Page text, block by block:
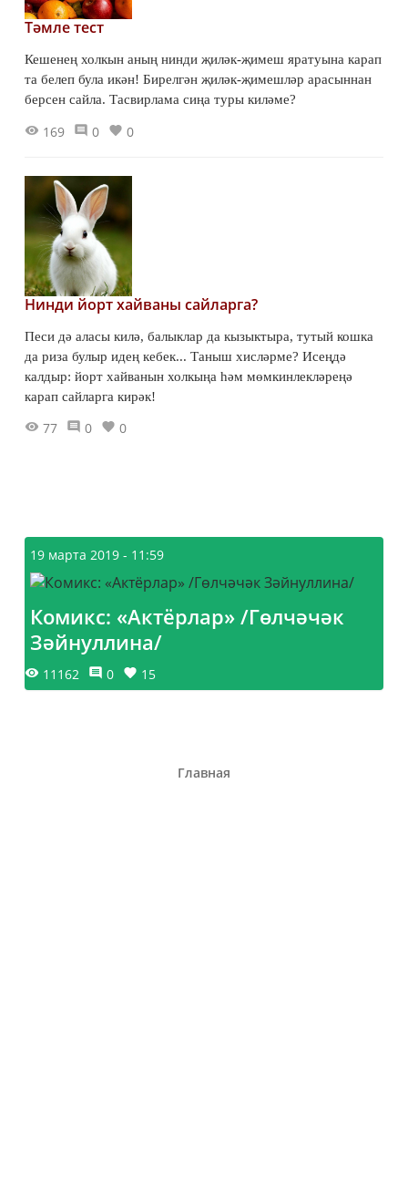
Тәмле тест
Кешенең холкын аның нинди җиләк-җимеш яратуына карап
та белеп була икән! Бирелгән җиләк-җимешләр арасыннан
берсен сайла. Тасвирлама сиңа туры киләме?
169 0 0
Нинди йорт хайваны сайларга?
Песи дә аласы килә, балыклар да кызыктыра, тутый кошка
да риза булыр идең кебек... Таныш хисләрме? Исеңдә
калдыр: йорт хайванын холкыңа һәм мөмкинлекләреңә
карап сайларга кирәк!
77 0 0
19 марта 2019 - 11:59
Комикс: «Актёрлар» /Гөлчәчәк
Зәйнуллина/
11162 0 15
Главная